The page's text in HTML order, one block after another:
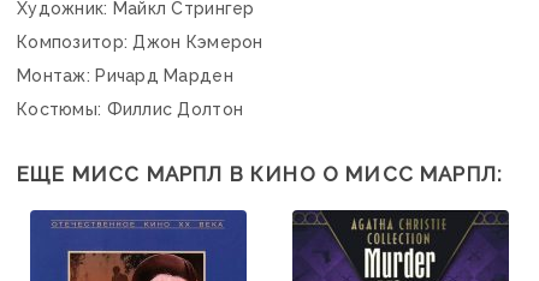
Художник: Майкл Стрингер
Композитор: Джон Кэмерон
Монтаж: Ричард Марден
Костюмы: Филлис Долтон
ЕЩЕ МИСС МАРПЛ В КИНО О МИСС МАРПЛ: